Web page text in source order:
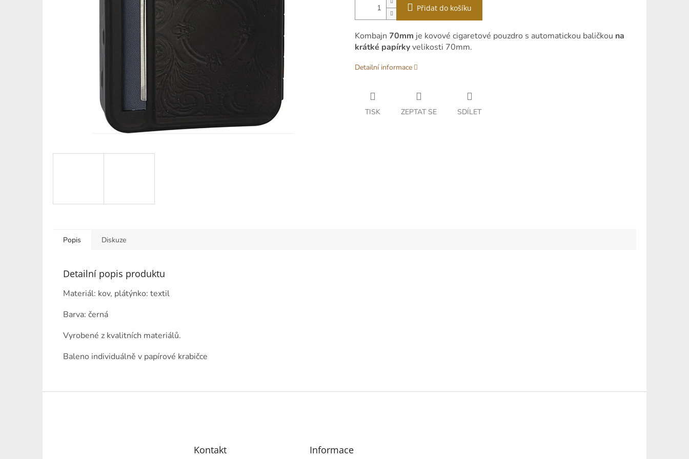
Přidat do košíku
Kombajn 70mm je kovové cigaretové pouzdro s automatickou baličkou na
krátké papírkyvelikosti 70mm.
Detailní informace
TISK ZEPTAT SE SDÍLET
Popis Diskuze
Detailní popis produktu
Materiál: kov, plátýnko: textil
Barva: černá
Vyrobené z kvalitních materiálů.
Baleno individuálně v papírové krabičce
Kontakt Informace